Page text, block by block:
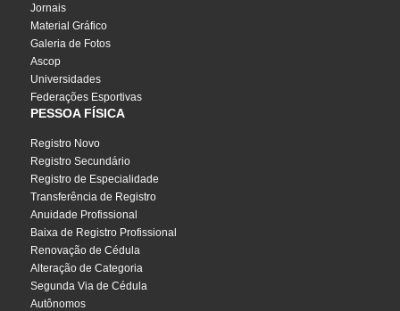
Jornais
Material Gráfico
Galeria de Fotos
Ascop
Universidades
Federações Esportivas
PESSOA FÍSICA
Registro Novo
Registro Secundário
Registro de Especialidade
Transferência de Registro
Anuidade Profissional
Baixa de Registro Profissional
Renovação de Cédula
Alteração de Categoria
Segunda Via de Cédula
Autônomos